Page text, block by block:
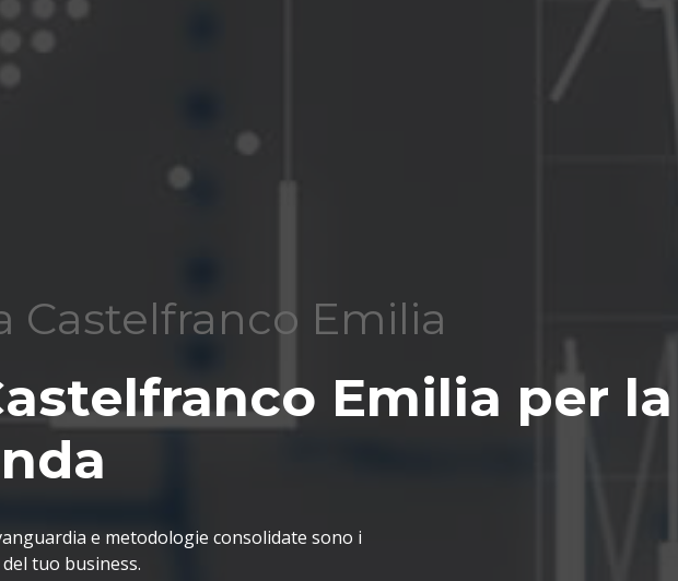
Castelfranco Emilia
Emilia per la
e metodologie consolidate sono i
tuo business.